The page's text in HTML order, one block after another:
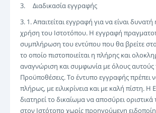
3. Διαδικασία εγγραφής
3. 1. Απαιτείται εγγραφή για να είναι
χρήση του Ιστοτόπου. Η εγγραφή
συμπλήρωση του εντύπου που θα βρείτε
το οποίο πιστοποιείται η πλήρης και
αναγνώριση και συμφωνία με όλους
Προϋποθέσεις. Το έντυπο εγγραφής πρέπει
πλήρως, με ειλικρίνεια και με καλή πίστη. Η
διατηρεί το δικαίωμα να αποσύρει
στον Ιστότοπο χωρίς προηγούμενη